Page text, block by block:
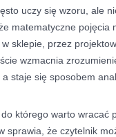
uczy się wzoru, ale
matematyczne pojęcia
sklepie, przez
wzmacnia
staje się sposobem
którego warto wracać
sprawia, że czytelnik